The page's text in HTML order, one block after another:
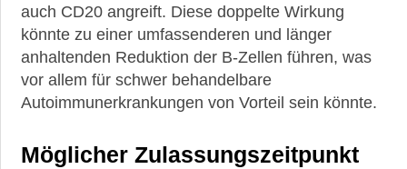
auch CD20 angreift. Diese doppelte Wirkung
könnte zu einer umfassenderen und länger
anhaltenden Reduktion der B-Zellen führen, was
vor allem für schwer behandelbare
Autoimmunerkrankungen von Vorteil sein könnte.
Möglicher Zulassungszeitpunkt
►
Medikamente
►